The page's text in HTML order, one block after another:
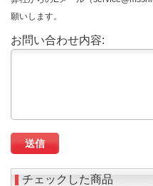
願いします。
お問い合わせ内容:
チェックした商品